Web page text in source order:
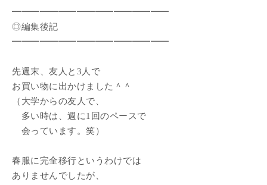
━━━━━━━━━━━━━━━━━
◎編集後記
━━━━━━━━━━━━━━━━━
先週末、友人と3人で
お買い物に出かけました＾＾
（大学からの友人で、
多い時は、週に1回のペースで
会っています。笑）
春服に完全移行というわけでは
ありませんでしたが、